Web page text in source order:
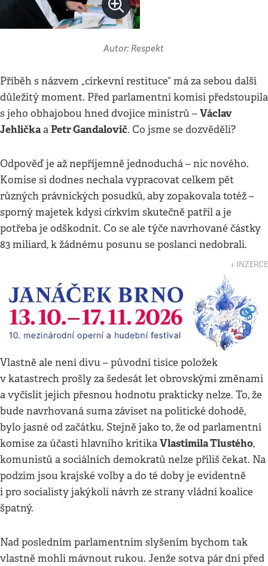
Autor: Respekt
Příběh s názvem „církevní restituce“ má za sebou další
důležitý moment. Před parlamentní komisi předstoupila
s jeho obhajobou hned dvojice ministrů –Václav
JehličkaaPetr Gandalovič. Co jsme se dozvěděli?
Odpověď je až nepříjemně jednoduchá – nic nového.
Komise si dodnes nechala vypracovat celkem pět
různých právnických posudků, aby zopakovala totéž –
sporný majetek kdysi církvím skutečně patřil a je
potřeba je odškodnit. Co se ale týče navrhované částky
83 miliard, k žádnému posunu se poslanci nedobrali.
↓ INZERCE
Vlastně ale není divu – původní tisíce položek
v katastrech prošly za šedesát let obrovskými změnami
a vyčíslit jejich přesnou hodnotu prakticky nelze. To, že
bude navrhovaná suma záviset na politické dohodě,
bylo jasné od začátku. Stejně jako to, že od parlamentní
komise za účasti hlavního kritikaVlastimila Tlustého,
komunistů a sociálních demokratů nelze příliš čekat. Na
podzim jsou krajské volby a do té doby je evidentně
i pro socialisty jakýkoli návrh ze strany vládní koalice
špatný.
Nad posledním parlamentním slyšením bychom tak
vlastně mohli mávnout rukou. Jenže sotva pár dní před